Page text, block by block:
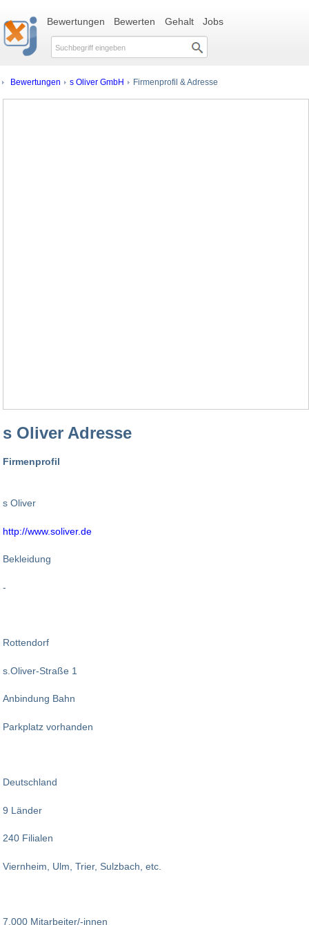
Bewertungen Bewerten Gehalt Jobs
Bewertungen s Oliver GmbH Firmenprofil & Adresse
s Oliver Adresse
Firmenprofil
s Oliver
http://www.soliver.de
Bekleidung
-
Rottendorf
s.Oliver-Straße 1
Anbindung Bahn
Parkplatz vorhanden
Deutschland
9 Länder
240 Filialen
Viernheim, Ulm, Trier, Sulzbach, etc.
7.000 Mitarbeiter/-innen